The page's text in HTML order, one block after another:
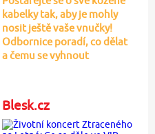
kabelky tak, aby je mohly
nosit ještě vaše vnučky!
Odbornice poradí, co dělat
a čemu se vyhnout
Blesk.cz